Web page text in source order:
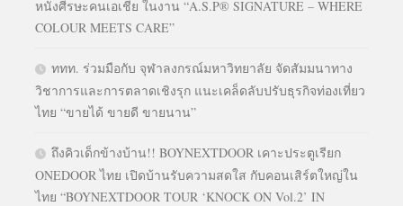
หนังศีรษะคนเอเชีย ในงาน “A.S.P® SIGNATURE – WHERE
COLOUR MEETS CARE”
ททท. ร่วมมือกับ จุฬาลงกรณ์มหาวิทยาลัย จัดสัมมนาทาง
วิชาการและการตลาดเชิงรุก แนะเคล็ดลับปรับธุรกิจท่องเที่ยว
ไทย “ขายได้ ขายดี ขายนาน”
ถึงคิวเด็กข้างบ้าน!! BOYNEXTDOOR เคาะประตูเรียก
ONEDOOR ไทย เปิดบ้านรับความสดใส กับคอนเสิร์ตใหญ่ใน
ไทย “BOYNEXTDOOR TOUR ‘KNOCK ON Vol.2’ IN